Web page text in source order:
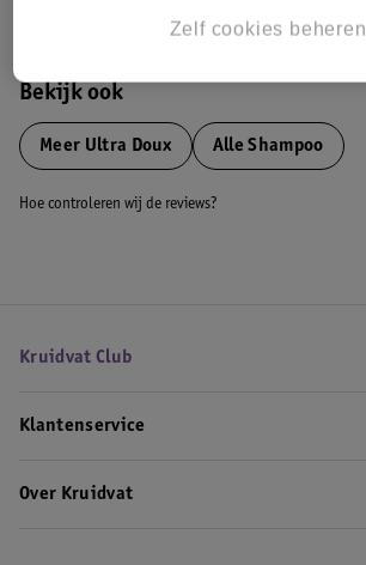
Bekijk ook
Meer Ultra Doux Alle Shampoo
Hoe controleren wij de reviews?
Kruidvat Club
Klantenservice
Over Kruidvat
Zelf cookies beheren